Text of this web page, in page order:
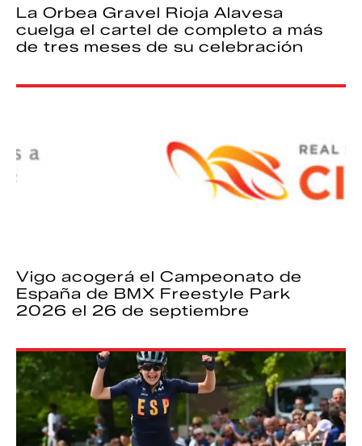
La Orbea Gravel Rioja Alavesa
cuelga el cartel de completo a más
de tres meses de su celebración
Vigo acogerá el Campeonato de
España de BMX Freestyle Park
2026 el 26 de septiembre